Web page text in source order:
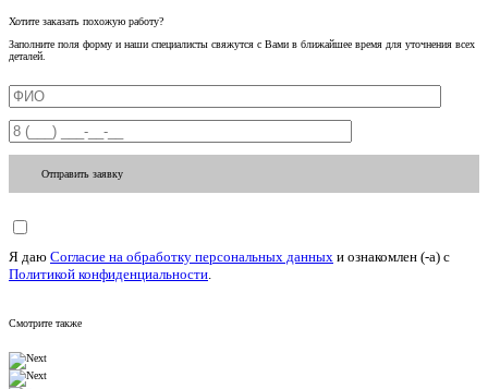
Хотите заказать похожую работу?
Заполните поля форму и наши специалисты свяжутся с Вами в ближайшее время для уточнения всех
деталей.
Отправить заявку
Я даю Согласие на обработку персональных данных и ознакомлен (-а) c
Политикой конфиденциальности
Смотрите также